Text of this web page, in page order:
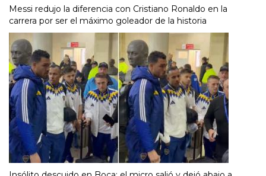
Messi redujo la diferencia con Cristiano Ronaldo en la
carrera por ser el máximo goleador de la historia